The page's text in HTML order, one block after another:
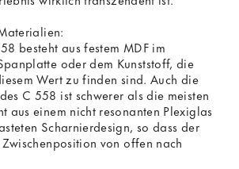
besteht aus festem MDF im
oder dem Kunststoff, die
Wert zu finden sind. Auch die
C 558 ist schwerer als die meisten
aus einem nicht resonanten Plexiglas
Scharnierdesign, so dass der
von offen nach